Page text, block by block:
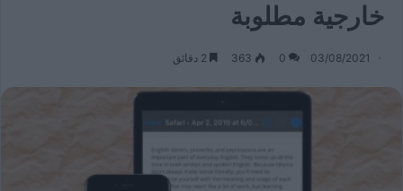
خارجية مطلوبة
03/08/2021
0
363